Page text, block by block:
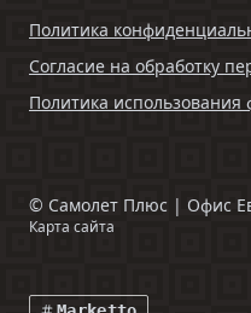
Политика
Согласие на обработку
Политика использования
© Самолет Плюс | Офис
Карта сайта